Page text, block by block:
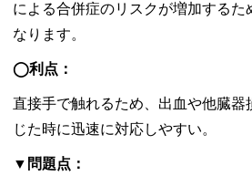
による合併症のリスクが増加するた
なります。
◯利点：
直接手で触れるため、出血や他臓器
じた時に迅速に対応しやすい。
▼問題点：